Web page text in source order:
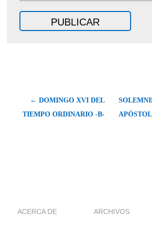
← DOMINGO XVI DEL
TIEMPO ORDINARIO -B-
ACERCA DE ARCHIVOS